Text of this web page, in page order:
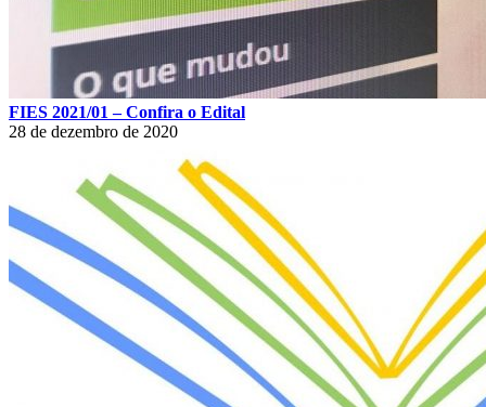
FIES 2021/01 – Confira o Edital
28 de dezembro de 2020